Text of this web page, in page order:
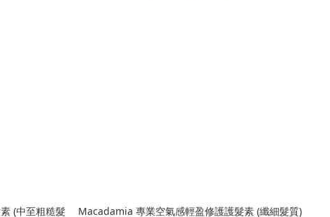
(中至粗糙髮
Macadamia 專業空氣感輕盈修護護髮素 (纖細髮質)